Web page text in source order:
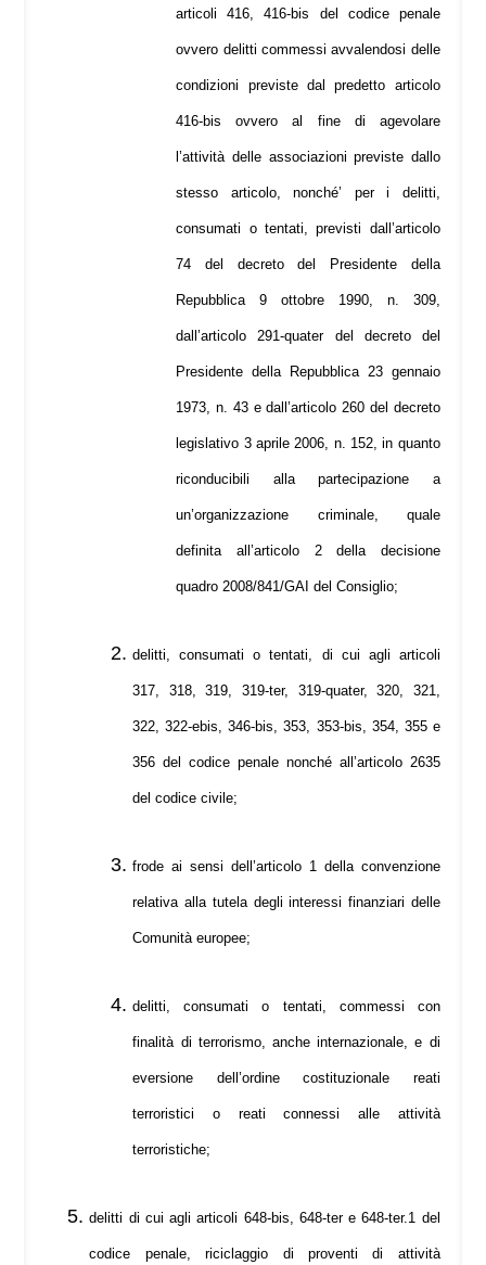
articoli 416, 416-bis del codice penale
ovvero delitti commessi avvalendosi delle
condizioni previste dal predetto articolo
416-bis ovvero al fine di agevolare
l’attività delle associazioni previste dallo
stesso articolo, nonché’ per i delitti,
consumati o tentati, previsti dall’articolo
74 del decreto del Presidente della
Repubblica 9 ottobre 1990, n. 309,
dall’articolo 291-quater del decreto del
Presidente della Repubblica 23 gennaio
1973, n. 43 e dall’articolo 260 del decreto
legislativo 3 aprile 2006, n. 152, in quanto
riconducibili alla partecipazione a
un’organizzazione criminale, quale
definita all’articolo 2 della decisione
quadro 2008/841/GAI del Consiglio;
delitti, consumati o tentati, di cui agli articoli
317, 318, 319, 319-ter, 319-quater, 320, 321,
322, 322-ebis, 346-bis, 353, 353-bis, 354, 355 e
356 del codice penale nonché all’articolo 2635
del codice civile;
frode ai sensi dell’articolo 1 della convenzione
relativa alla tutela degli interessi finanziari delle
Comunità europee;
delitti, consumati o tentati, commessi con
finalità di terrorismo, anche internazionale, e di
eversione dell’ordine costituzionale reati
terroristici o reati connessi alle attività
terroristiche;
delitti di cui agli articoli 648-bis, 648-ter e 648-ter.1 del
codice penale, riciclaggio di proventi di attività